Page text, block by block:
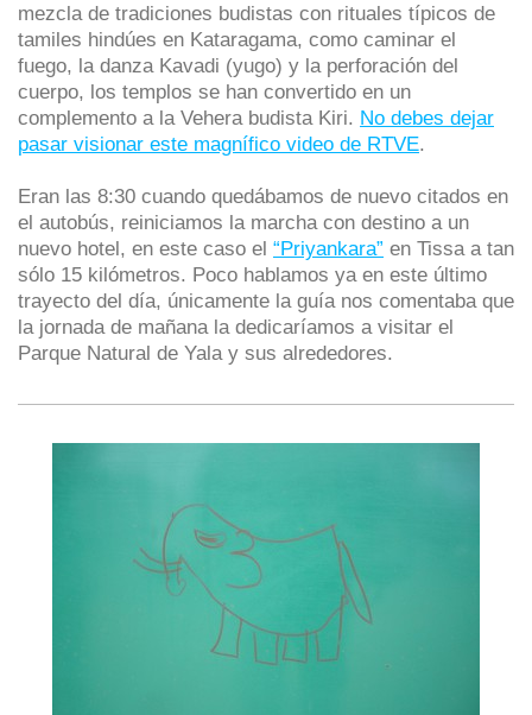
mezcla de tradiciones budistas con rituales típicos de
tamiles hindúes en Kataragama, como caminar el
fuego, la danza Kavadi (yugo) y la perforación del
cuerpo, los templos se han convertido en un
complemento a la Vehera budista Kiri. No debes dejar
pasar visionar este magnífico video de RTVE.
Eran las 8:30 cuando quedábamos de nuevo citados en
el autobús, reiniciamos la marcha con destino a un
nuevo hotel, en este caso el “Priyankara” en Tissa a tan
sólo 15 kilómetros. Poco hablamos ya en este último
trayecto del día, únicamente la guía nos comentaba que
la jornada de mañana la dedicaríamos a visitar el
Parque Natural de Yala y sus alrededores.